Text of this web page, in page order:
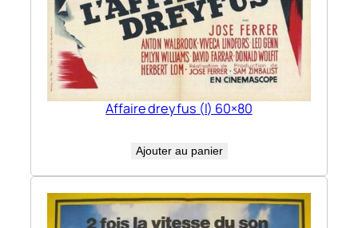
Affaire dreyfus (l) 60×80
Ajouter au panier